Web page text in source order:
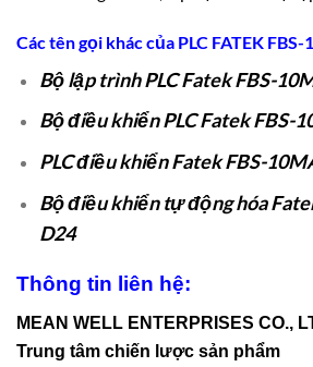
Các tên gọi khác của PLC FATEK
Bộ lập trình PLC Fatek FBS-
Bộ điều khiển PLC Fatek FBS-
PLC điều khiển Fatek FBS-
Bộ điều khiển tự động hóa
D24
Thông tin liên hệ:
MEAN WELL ENTERPRISES CO.,
Trung tâm chiến lược sản phẩm